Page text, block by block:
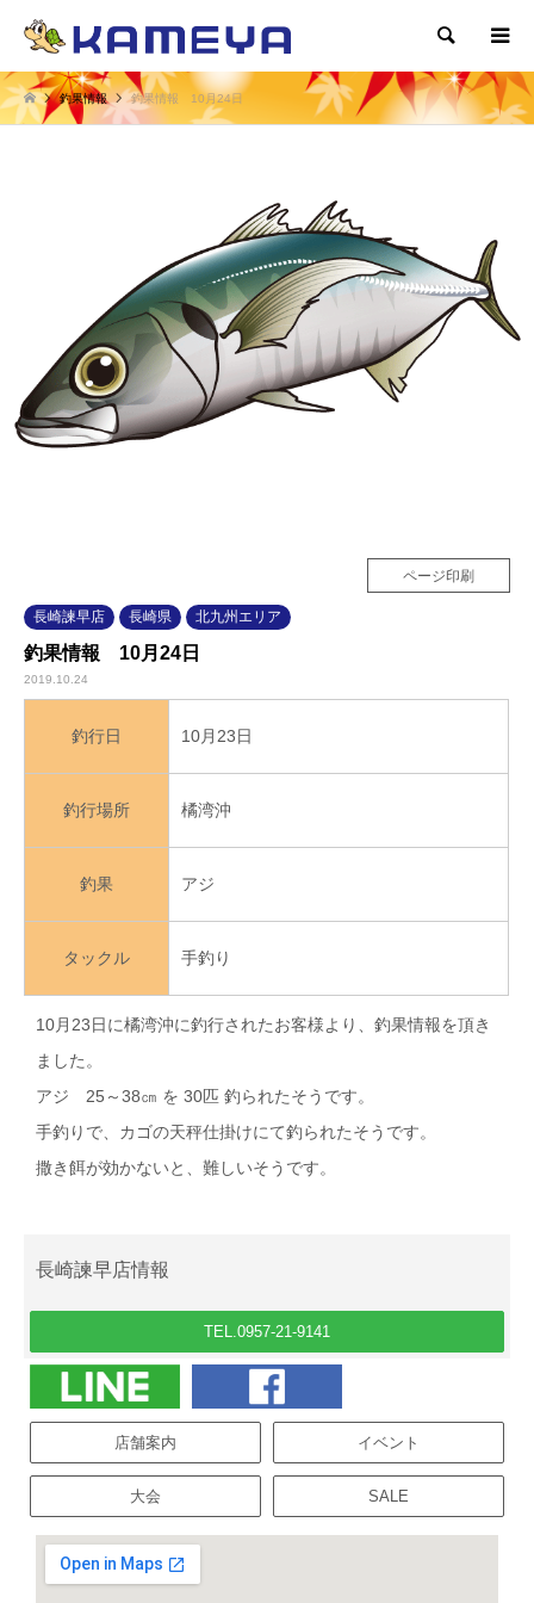
検索
釣果情報 釣果情報 10月24日
ページ印刷
長崎諫早店 長崎県 北九州エリア
釣果情報 10月24日
2019.10.24
釣行日 10月23日
釣行場所 橘湾沖
釣果 アジ
タックル 手釣り
10月23日に橘湾沖に釣行されたお客様より、釣果情報を頂き
ました。
アジ 25～38㎝ を 30匹 釣られたそうです。
手釣りで、カゴの天秤仕掛けにて釣られたそうです。
撒き餌が効かないと、難しいそうです。
長崎諫早店情報
TEL.0957-21-9141
店舗案内 イベント
大会 SALE